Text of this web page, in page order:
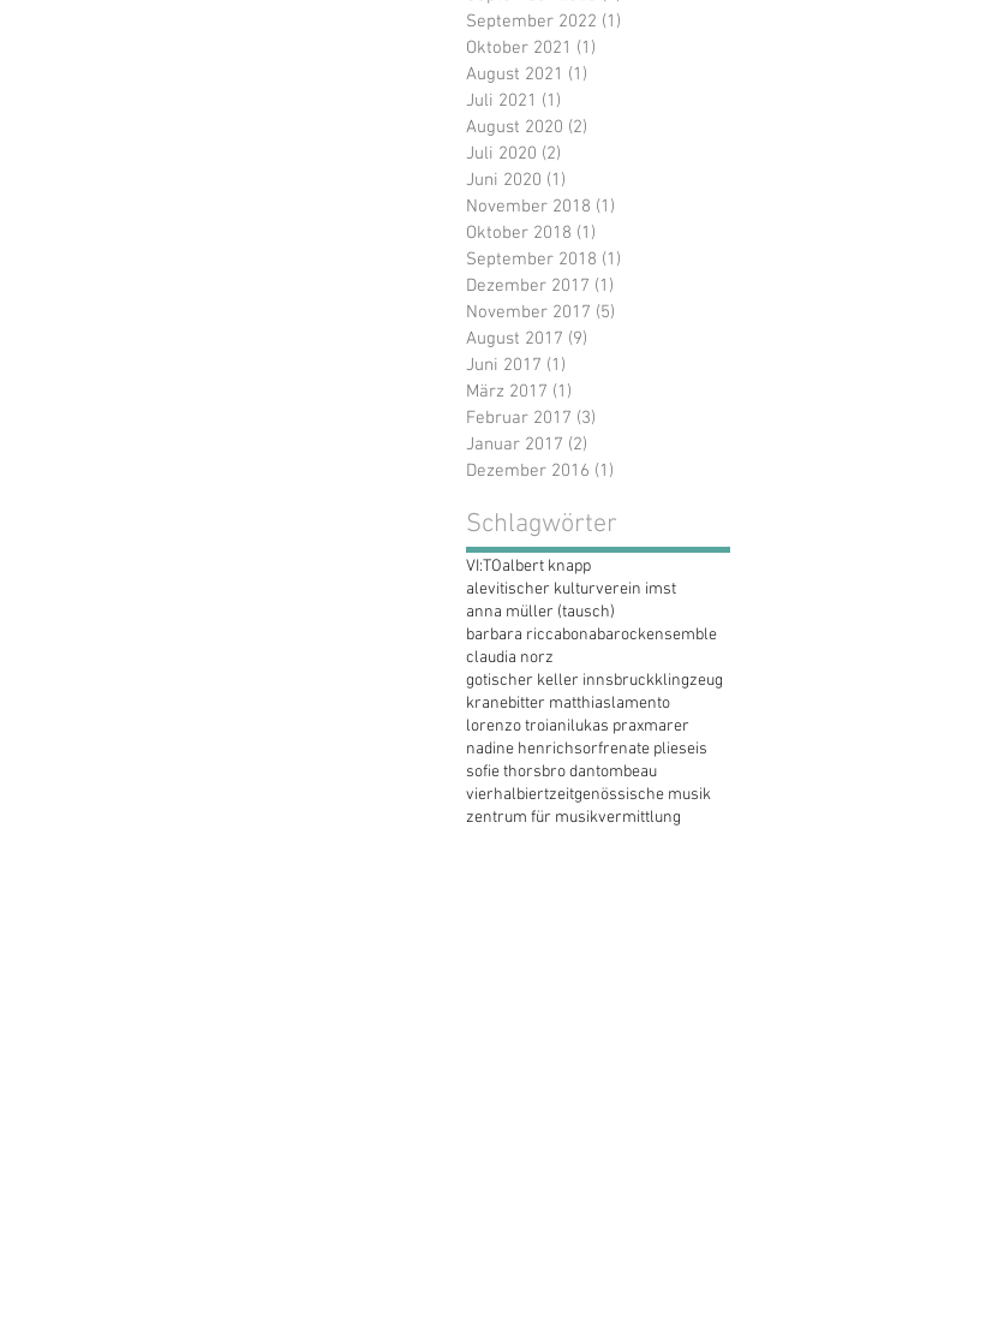
September 2022 (1)
Oktober 2021 (1)
August 2021 (1)
Juli 2021 (1)
August 2020 (2)
Juli 2020 (2)
Juni 2020 (1)
November 2018 (1)
Oktober 2018 (1)
September 2018 (1)
Dezember 2017 (1)
November 2017 (5)
August 2017 (9)
Juni 2017 (1)
März 2017 (1)
Februar 2017 (3)
Januar 2017 (2)
Dezember 2016 (1)
Schlagwörter
VI:TOalbert knapp
alevitischer kulturverein imst
anna müller (tausch)
barbara riccabonabarockensemble
claudia norz
gotischer keller innsbruckklingzeug
kranebitter matthiaslamento
lorenzo troianilukas praxmarer
nadine henrichsorfrenate plieseis
sofie thorsbro dantombeau
vierhalbiertzeitgenössische musik
zentrum für musikvermittlung